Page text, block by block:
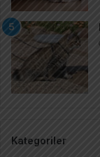
Kategoriler